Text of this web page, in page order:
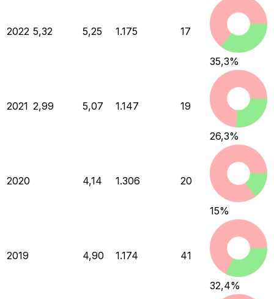
2022 5,32 5,25 1.175 17
35,3%
2021 2,99 5,07 1.147 19
26,3%
2020 4,14 1.306 20
15%
2019 4,90 1.174 41
32,4%